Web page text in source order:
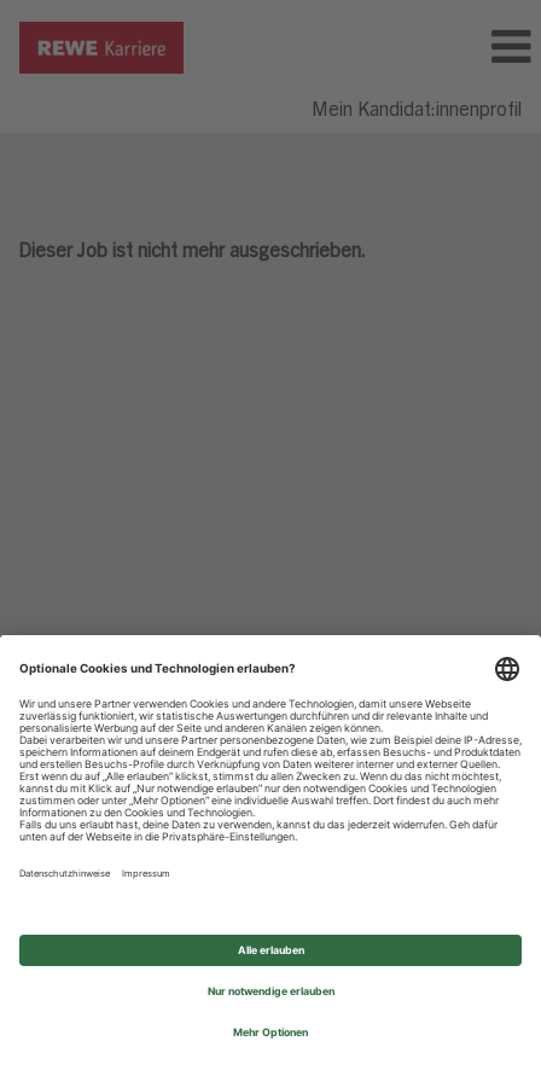
Mein Kandidat:innenprofil
Dieser Job ist nicht mehr ausgeschrieben.
Datenschutzhinweise
Impressum
Privatsphäre-Einstellungen
© 2026 REWE Group - All rights reserved